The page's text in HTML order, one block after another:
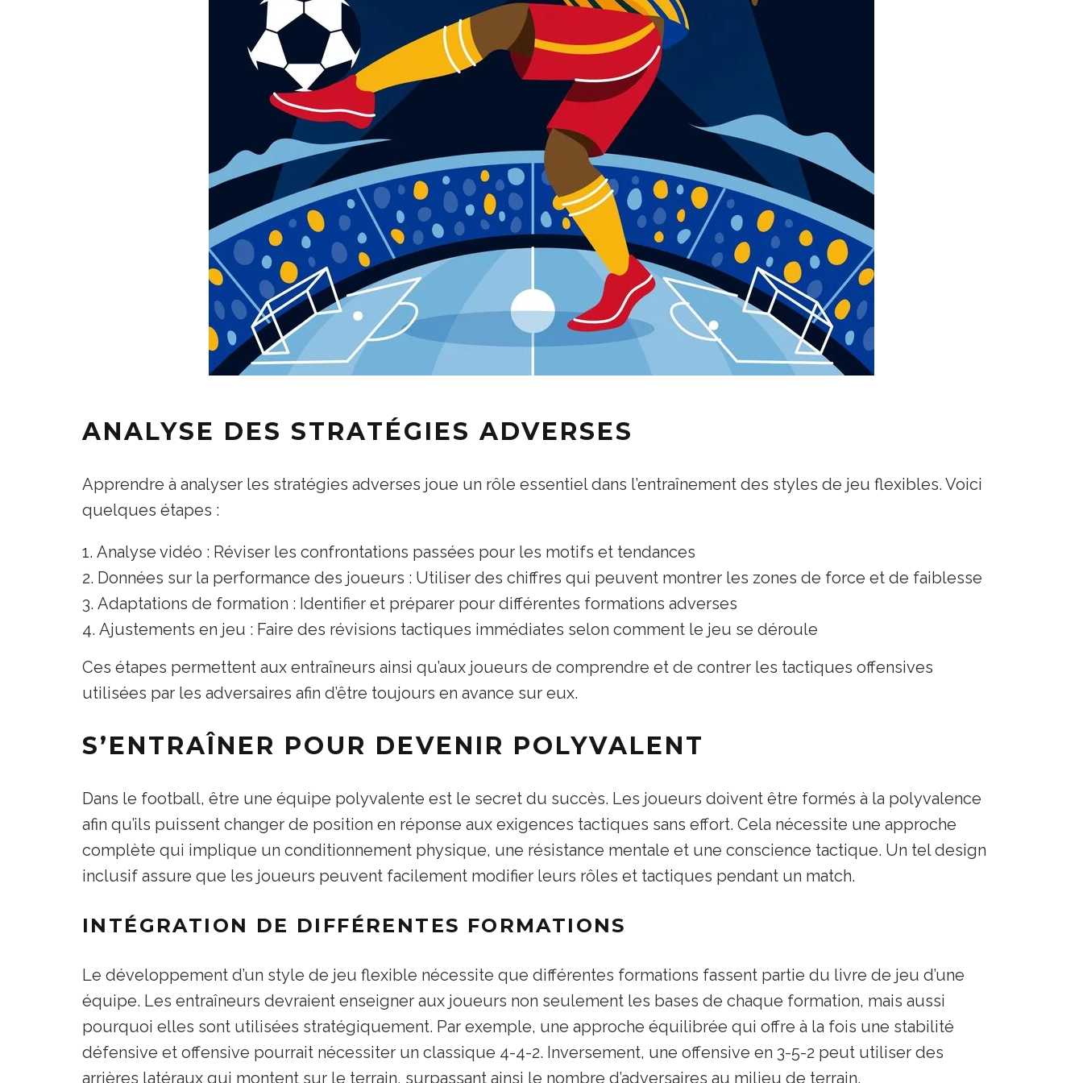
ANALYSE DES STRATÉGIES ADVERSES
Apprendre à analyser les stratégies adverses joue un rôle essentiel dans l’entraînement des styles de jeu flexibles. Voici
quelques étapes :
Analyse vidéo : Réviser les confrontations passées pour les motifs et tendances
Données sur la performance des joueurs : Utiliser des chiffres qui peuvent montrer les zones de force et de faiblesse
Adaptations de formation : Identifier et préparer pour différentes formations adverses
Ajustements en jeu : Faire des révisions tactiques immédiates selon comment le jeu se déroule
Ces étapes permettent aux entraîneurs ainsi qu’aux joueurs de comprendre et de contrer les tactiques offensives
utilisées par les adversaires afin d’être toujours en avance sur eux.
S’ENTRAÎNER POUR DEVENIR POLYVALENT
Dans le football, être une équipe polyvalente est le secret du succès. Les joueurs doivent être formés à la polyvalence
afin qu’ils puissent changer de position en réponse aux exigences tactiques sans effort. Cela nécessite une approche
complète qui implique un conditionnement physique, une résistance mentale et une conscience tactique. Un tel design
inclusif assure que les joueurs peuvent facilement modifier leurs rôles et tactiques pendant un match.
INTÉGRATION DE DIFFÉRENTES FORMATIONS
Le développement d’un style de jeu flexible nécessite que différentes formations fassent partie du livre de jeu d’une
équipe. Les entraîneurs devraient enseigner aux joueurs non seulement les bases de chaque formation, mais aussi
pourquoi elles sont utilisées stratégiquement. Par exemple, une approche équilibrée qui offre à la fois une stabilité
défensive et offensive pourrait nécessiter un classique 4-4-2. Inversement, une offensive en 3-5-2 peut utiliser des
arrières latéraux qui montent sur le terrain, surpassant ainsi le nombre d’adversaires au milieu de terrain.